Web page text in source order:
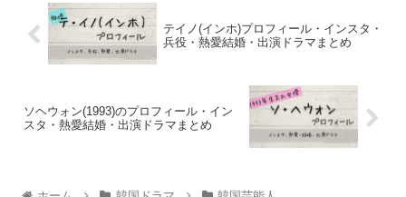
テイノ(インホ)プロフィール・インスタ・
兵役・熱愛結婚・出演ドラマまとめ
ソヘウォン(1993)のプロフィール・イン
スタ・熱愛結婚・出演ドラマまとめ